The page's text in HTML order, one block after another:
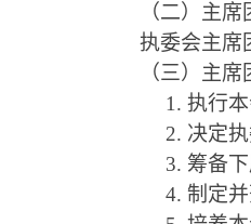
（二）主席
执委会主席
（三）主席
1. 执行
2. 决定
3. 筹备
4. 制定